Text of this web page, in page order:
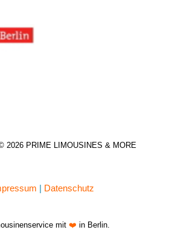
2026 PRIME LIMOUSINES & MORE
Datenschutz
mit❤️ in Berlin.